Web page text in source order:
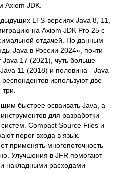
Axiom JDK.
LTS-версиях Java 8, 11,
на Axiom JDK Pro 25 с
отдачей. По данным
Java в России 2024», почти
Java 17 (2021), чуть больше
11 (2018) и половина - Java
используют две
быстрее осваивать Java, а
для разработки
Compact Source Files и
порог входа в язык.
применять многопоточность
Улучшения в JFR помогают
накладными расходами